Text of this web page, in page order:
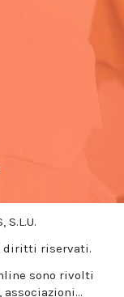
S.L.U.
diritti riservati.
sono rivolti